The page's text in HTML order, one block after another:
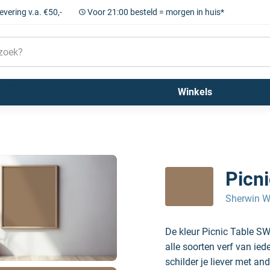
v.a. €50,- Voor 21:00 besteld = morgen in huis*
Winkels
Sherwin
De kleur Picnic Table
alle soorten verf van
schilder je liever met